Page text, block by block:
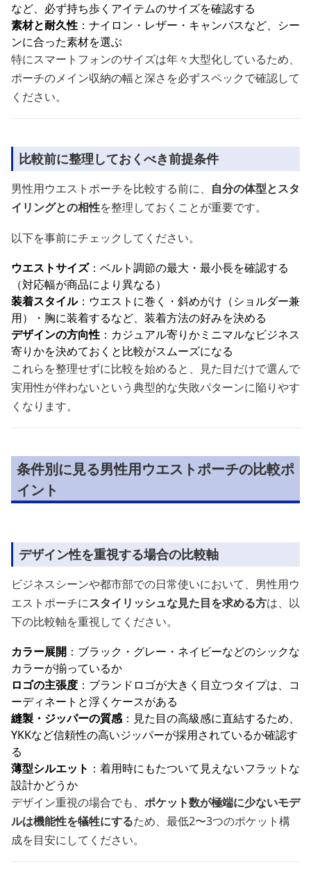
など、必ず持ち歩くアイテムのサイズを確認する
素材と耐久性 ：ナイロン・レザー・キャンバスなど、シー
ンに合った素材を選ぶ
特にスマートフォンのサイズは年々大型化しているため、
ポーチのメイン収納の幅と深さを必ずスペックで確認して
ください。
比較前に整理しておくべき前提条件
男性用ウエストポーチを比較する前に、 自分の体型とスタ
イリングとの相性を整理しておくことが重要です。
以下を事前にチェックしてください。
ウエストサイズ：ベルト調節の最大・最小長を確認する
（対応幅が商品により異なる）
装着スタイル：ウエストに巻く・斜めがけ（ショルダー兼
用）・胸に装着するなど、装着方法の好みを決める
デザインの方向性 ：カジュアル寄りかミニマルなビジネス
寄りかを決めておくと比較がスムーズになる
これらを整理せずに比較を始めると、見た目だけで選んで
実用性が伴わないという典型的な失敗パターンに陥りやす
くなります。
条件別に見る男性用ウエストポーチの比較ポ
イント
デザイン性を重視する場合の比較軸
ビジネスシーンや都市部での日常使いにおいて、男性用ウ
エストポーチにスタイリッシュな見た目を求める方は、以
下の比較軸を重視してください。
カラー展開 ：ブラック・グレー・ネイビーなどのシックな
カラーが揃っているか
ロゴの主張度 ：ブランドロゴが大きく目立つタイプは、コ
ーディネートと浮くケースがある
縫製・ジッパーの質感：見た目の高級感に直結するため、
YKKなど信頼性の高いジッパーが採用されているか確認す
る
薄型シルエット ：着用時にもたついて見えないフラットな
設計かどうか
デザイン重視の場合でも、 ポケット数が極端に少ないモデ
ルは機能性を犠牲にするため、最低2〜3つのポケット構
成を目安にしてください。